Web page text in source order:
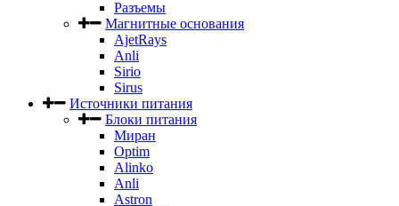
Разъемы
Магнитные основания
AjetRays
Anli
Sirio
Sirus
Источники питания
Блоки питания
Миран
Optim
Alinko
Anli
Astron